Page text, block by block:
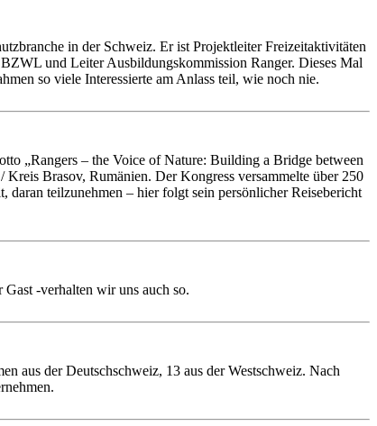
in der Schweiz. Er ist Projektleiter Freizeitaktivitäten
und Leiter Ausbildungskommission Ranger. Dieses Mal
so viele Interessierte am Anlass teil, wie noch nie.
„Rangers – the Voice of Nature: Building a Bridge between
Brasov, Rumänien. Der Kongress versammelte über 250
daran teilzunehmen – hier folgt sein persönlicher Reisebericht
-verhalten wir uns auch so.
aus der Deutschschweiz, 13 aus der Westschweiz. Nach